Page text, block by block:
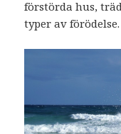
förstörda hus,
typer av förödelse.